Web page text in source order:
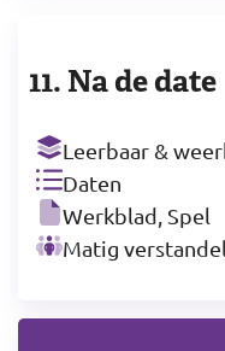
11. Na de date
Leerbaar &
Daten
Werkblad, Spel
Matig